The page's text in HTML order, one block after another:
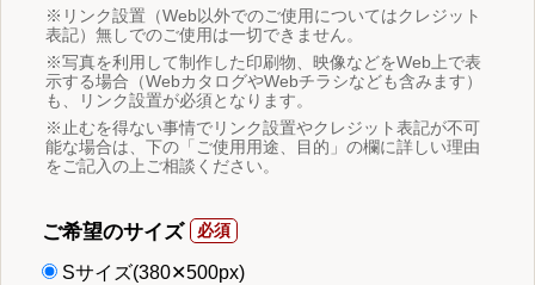
※リンク設置（Web以外でのご使用についてはクレジット
表記）無しでのご使用は一切できません。
※写真を利用して制作した印刷物、映像などをWeb上で表
示する場合（WebカタログやWebチラシなども含みます）
も、リンク設置が必須となります。
※止むを得ない事情でリンク設置やクレジット表記が不可
能な場合は、下の「ご使用用途、目的」の欄に詳しい理由
をご記入の上ご相談ください。
ご希望のサイズ
Sサイズ(380✕500px)